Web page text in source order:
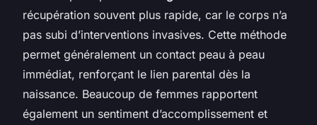
récupération souvent plus rapide, car le corps n’a
pas subi d’interventions invasives. Cette méthode
permet généralement un contact peau à peau
immédiat, renforçant le lien parental dès la
naissance. Beaucoup de femmes rapportent
également un sentiment d’accomplissement et